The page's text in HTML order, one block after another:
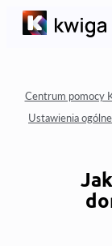
Centrum pomocy
Ustawienia ogólne